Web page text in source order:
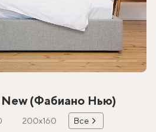
New (Фабиано Нью)
200х160 Все